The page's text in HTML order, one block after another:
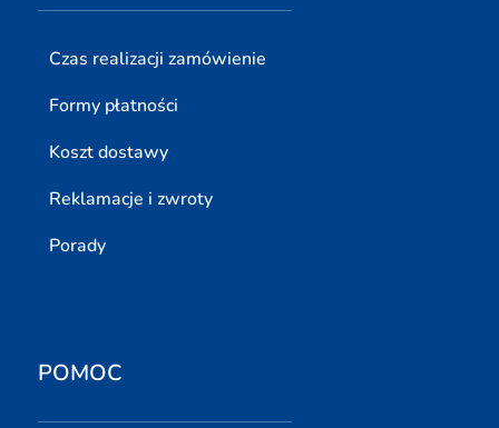
Czas realizacji zamówienie
Formy płatności
Koszt dostawy
Reklamacje i zwroty
Porady
POMOC